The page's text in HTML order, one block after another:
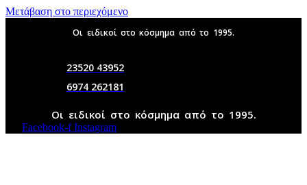
Μετάβαση στο περιεχόμενο
Οι ειδικοί στο κόσμημα από το 1995.
23520 43952
6974 262181
Οι ειδικοί στο κόσμημα από το 1995.
Facebook-f Instagram